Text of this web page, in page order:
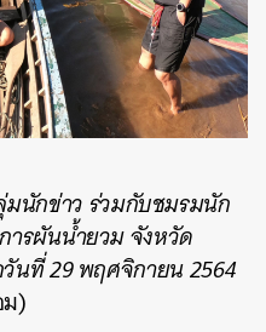
นักข่าว ร่วมกับชมรมนัก
ารผันน้ำยวม จังหวัด
นที่ 29 พฤศจิกายน 2564
)